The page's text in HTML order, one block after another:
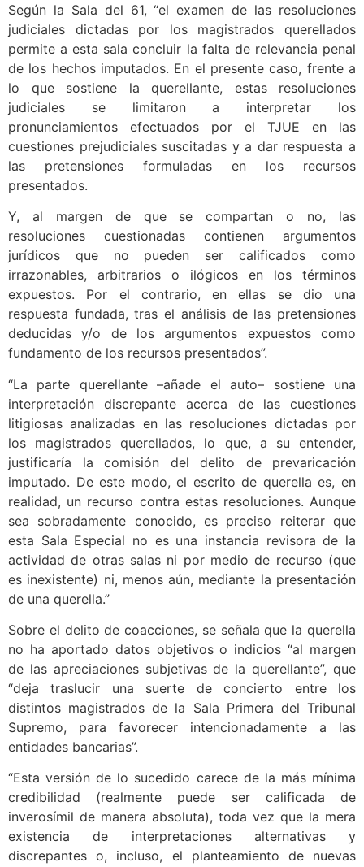
Según la Sala del 61, “el examen de las resoluciones
judiciales dictadas por los magistrados querellados
permite a esta sala concluir la falta de relevancia penal
de los hechos imputados. En el presente caso, frente a
lo que sostiene la querellante, estas resoluciones
judiciales se limitaron a interpretar los
pronunciamientos efectuados por el TJUE en las
cuestiones prejudiciales suscitadas y a dar respuesta a
las pretensiones formuladas en los recursos
presentados.
Y, al margen de que se compartan o no, las
resoluciones cuestionadas contienen argumentos
jurídicos que no pueden ser calificados como
irrazonables, arbitrarios o ilógicos en los términos
expuestos. Por el contrario, en ellas se dio una
respuesta fundada, tras el análisis de las pretensiones
deducidas y/o de los argumentos expuestos como
fundamento de los recursos presentados”.
“La parte querellante –añade el auto– sostiene una
interpretación discrepante acerca de las cuestiones
litigiosas analizadas en las resoluciones dictadas por
los magistrados querellados, lo que, a su entender,
justificaría la comisión del delito de prevaricación
imputado. De este modo, el escrito de querella es, en
realidad, un recurso contra estas resoluciones. Aunque
sea sobradamente conocido, es preciso reiterar que
esta Sala Especial no es una instancia revisora de la
actividad de otras salas ni por medio de recurso (que
es inexistente) ni, menos aún, mediante la presentación
de una querella.”
Sobre el delito de coacciones, se señala que la querella
no ha aportado datos objetivos o indicios “al margen
de las apreciaciones subjetivas de la querellante”, que
“deja traslucir una suerte de concierto entre los
distintos magistrados de la Sala Primera del Tribunal
Supremo, para favorecer intencionadamente a las
entidades bancarias”.
“Esta versión de lo sucedido carece de la más mínima
credibilidad (realmente puede ser calificada de
inverosímil de manera absoluta), toda vez que la mera
existencia de interpretaciones alternativas y
discrepantes o, incluso, el planteamiento de nuevas